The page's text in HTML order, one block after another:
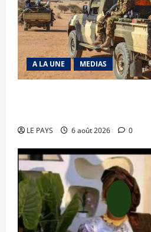
A LA UNE MEDIAS
LE PAYS 6 août 2026 0